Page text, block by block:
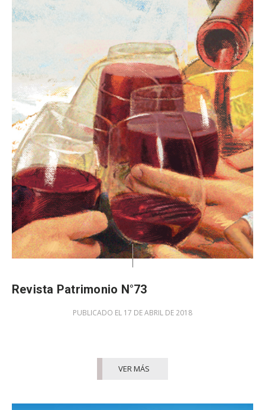
Revista Patrimonio N°73
PUBLICADO EL 17 DE ABRIL DE 2018
VER MÁS